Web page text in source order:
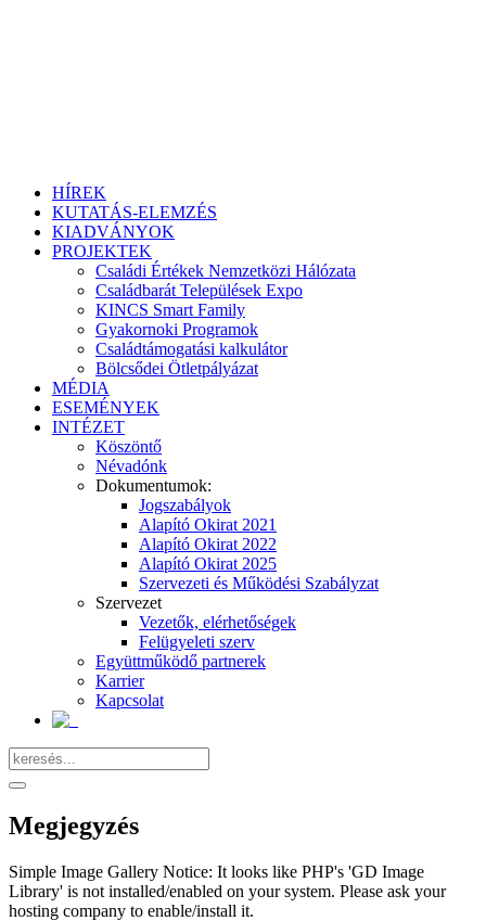
HÍREK
KUTATÁS-ELEMZÉS
KIADVÁNYOK
PROJEKTEK
Családi Értékek Nemzetközi Hálózata
Családbarát Települések Expo
KINCS Smart Family
Gyakornoki Programok
Családtámogatási kalkulátor
Bölcsődei Ötletpályázat
MÉDIA
ESEMÉNYEK
INTÉZET
Köszöntő
Névadónk
Dokumentumok:
Jogszabályok
Alapító Okirat 2021
Alapító Okirat 2022
Alapító Okirat 2025
Szervezeti és Működési Szabályzat
Szervezet
Vezetők, elérhetőségek
Felügyeleti szerv
Együttműködő partnerek
Karrier
Kapcsolat
Megjegyzés
Simple Image Gallery Notice: It looks like PHP's 'GD Image
Library' is not installed/enabled on your system. Please ask your
hosting company to enable/install it.